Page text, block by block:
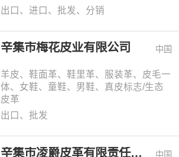
出口、进口、批发、分销
辛集市梅花皮业有限公司 中国
羊皮、鞋面革、鞋里革、服装革、皮毛一
体、女鞋、童鞋、男鞋、真皮标志/生态
皮革
出口、批发
辛集市凌爵皮革有限责任公司 中国